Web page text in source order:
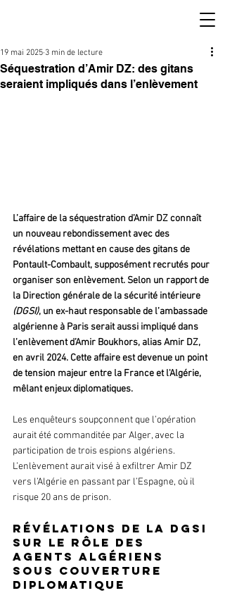
Séquestration d’Amir DZ: des gitans
seraient impliqués dans l’enlèvement
19 mai 2025 3 min de lecture
L’affaire de la séquestration d’Amir DZ connaît
un nouveau rebondissement avec des
révélations mettant en cause des gitans de
Pontault-Combault, supposément recrutés pour
organiser son enlèvement. Selon un rapport de
la Direction générale de la sécurité intérieure
(DGSI), un ex-haut responsable de l’ambassade
algérienne à Paris serait aussi impliqué dans
l’enlèvement d’Amir Boukhors, alias Amir DZ,
en avril 2024. Cette affaire est devenue un point
de tension majeur entre la France et l'Algérie,
mêlant enjeux diplomatiques.
Les enquêteurs soupçonnent que l’opération
aurait été commanditée par Alger, avec la
participation de trois espions algériens.
L’enlèvement aurait visé à exfiltrer Amir DZ
vers l’Algérie en passant par l’Espagne, où il
risque 20 ans de prison.
Révélations de la DGSI
sur le rôle des
agents algériens
sous couverture
diplomatique